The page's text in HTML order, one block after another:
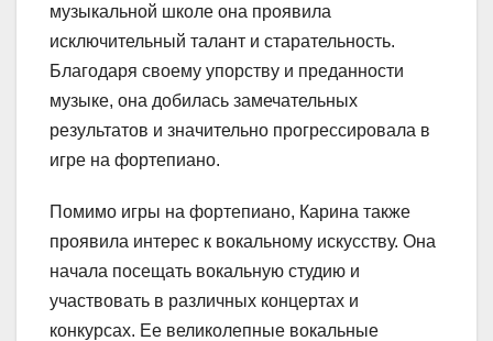
музыкальной школе она проявила
исключительный талант и старательность.
Благодаря своему упорству и преданности
музыке, она добилась замечательных
результатов и значительно прогрессировала в
игре на фортепиано.
Помимо игры на фортепиано, Карина также
проявила интерес к вокальному искусству. Она
начала посещать вокальную студию и
участвовать в различных концертах и
конкурсах. Ее великолепные вокальные